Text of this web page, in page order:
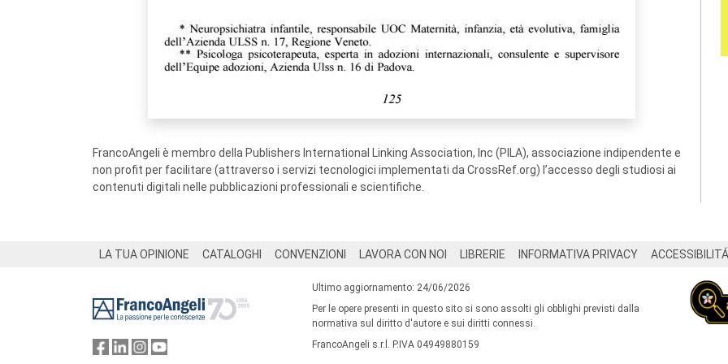
FrancoAngeli è membro della Publishers International Linking Association, Inc (PILA), associazione indipendente e
non profit per facilitare (attraverso i servizi tecnologici implementati da CrossRef.org) l’accesso degli studiosi ai
contenuti digitali nelle pubblicazioni professionali e scientifiche.
LA TUA OPINIONE CATALOGHI CONVENZIONI LAVORA CON NOI LIBRERIE INFORMATIVA PRIVACY ACCESSIBILITÁ
Ultimo aggiornamento: 24/06/2026
Per le opere presenti in questo sito si sono assolti gli obblighi previsti dalla
normativa sul diritto d'autore e sui diritti connessi.
FrancoAngeli s.r.l. P.IVA 04949880159